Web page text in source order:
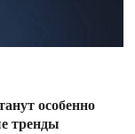
особенно
тренды